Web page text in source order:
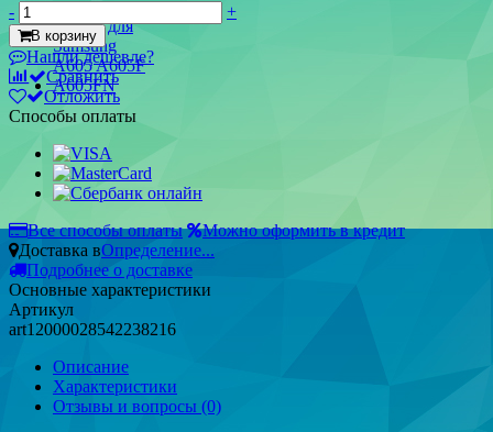
- +
В корзину
Нашли дешевле?
Сравнить
Отложить
Способы оплаты
Все способы оплаты
Можно оформить в кредит
Доставка вОпределение...
Подробнее о доставке
Основные характеристики
Артикул
art12000028542238216
Описание
Характеристики
Отзывы и вопросы (0)